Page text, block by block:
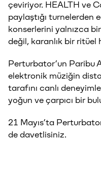
çeviriyor. HEALTH ve
paylaştığı turnelerden
konserlerini yalnızca
değil, karanlık bir ritüel
Perturbator’un Paribu
elektronik müziğin
tarafını canlı
yoğun ve çarpıcı bir
21 Mayıs’ta
de davetlisiniz.